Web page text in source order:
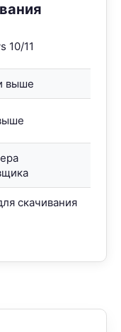
10/11
выше
скачивания